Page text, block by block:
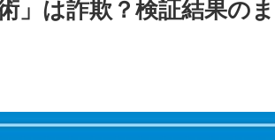
」は詐欺？検証結果のま